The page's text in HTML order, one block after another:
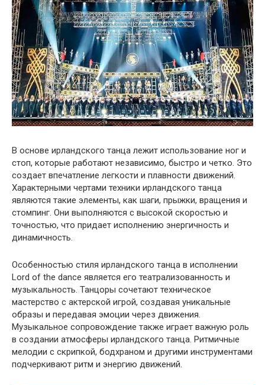
В основе ирландского танца лежит использование ног и
стоп, которые работают независимо, быстро и четко. Это
создает впечатление легкости и плавности движений.
Характерными чертами техники ирландского танца
являются такие элементы, как шаги, прыжки, вращения и
стомпинг. Они выполняются с высокой скоростью и
точностью, что придает исполнению энергичность и
динамичность.
Особенностью стиля ирландского танца в исполнении
Lord of the dance является его театрализованность и
музыкальность. Танцоры сочетают техническое
мастерство с актерской игрой, создавая уникальные
образы и передавая эмоции через движения.
Музыкальное сопровождение также играет важную роль
в создании атмосферы ирландского танца. Ритмичные
мелодии с скрипкой, бодхраном и другими инструментами
подчеркивают ритм и энергию движений.